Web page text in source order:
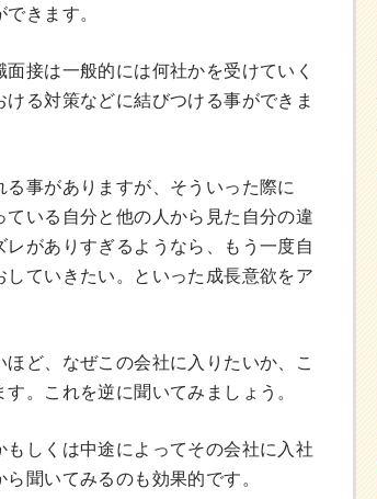
きます。
接は一般的には何社かを受けていく
る対策などに結びつける事ができま
事がありますが、そういった際に
いる自分と他の人から見た自分の違
がありすぎるようなら、もう一度自
ていきたい。といった成長意欲をア
ど、なぜこの会社に入りたいか、こ
。これを逆に聞いてみましょう。
しくは中途によってその会社に入社
聞いてみるのも効果的です。